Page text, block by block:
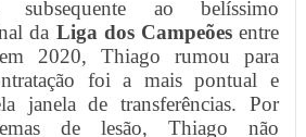
subsequente ao belíssimo
da Liga dos Campeõesentre
2020, Thiago rumou para
foi a mais pontual e
janela de transferências. Por
de lesão, Thiago não